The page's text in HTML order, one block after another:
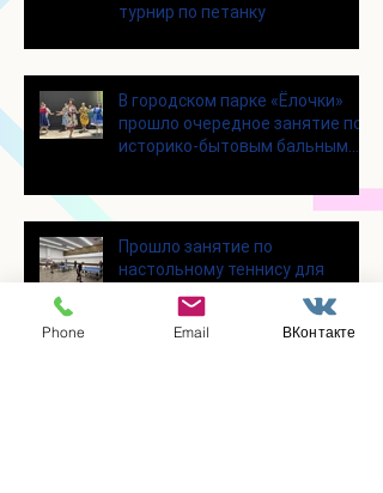
турнир по петанку
В городском парке «Ёлочки»
прошло очередное занятие по
историко-бытовым бальным
Прошло занятие по
настольному теннису для
участников программы
«Активное долголетие»
Phone Email ВКонтакте